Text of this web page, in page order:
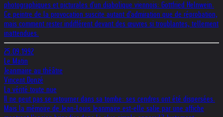
photographiques et picturales d'un diabolique viennois: Gottfried Helnwein.
Ce peintre de la provocation suscite autant d'admiration que de réprobation,
mais comment rester indifférent devant des œuvres si troublantes, tellement
inattendues.
25.09.1992
Le Matin
Jeanmaire au théâtre
Vincent Donzé
La vérité toute nue
Il ne peut pas se retourner dans sa tombe: ses cendres ont été dispersées.
Mais la mémoire de Jean-Louis Jeanmaire est-elle salie par une affiche